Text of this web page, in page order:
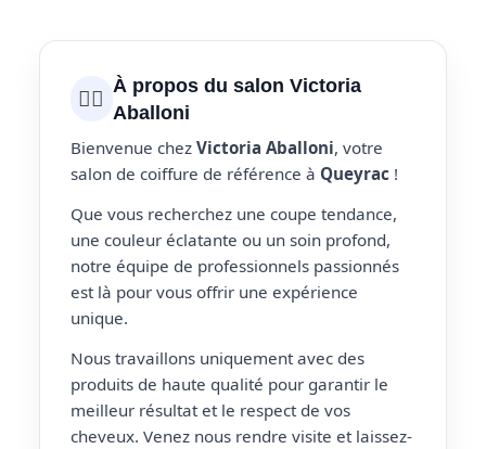
💇‍♀️ À propos du salon Victoria
Aballoni
Bienvenue chez Victoria Aballoni, votre
salon de coiffure de référence à Queyrac !
Que vous recherchez une coupe tendance,
une couleur éclatante ou un soin profond,
notre équipe de professionnels passionnés
est là pour vous offrir une expérience
unique.
Nous travaillons uniquement avec des
produits de haute qualité pour garantir le
meilleur résultat et le respect de vos
cheveux. Venez nous rendre visite et laissez-